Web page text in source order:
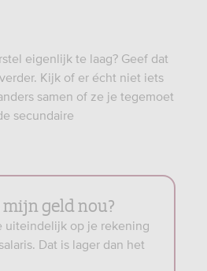
eigenlijk te laag? Geef dat
Kijk of er écht niet iets
samen of ze je tegemoet
secundaire
geld nou?
uiteindelijk op je rekening
Dat is lager dan het